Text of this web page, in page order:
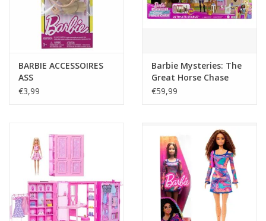
Toon alle producten
BARBIE ACCESSOIRES
ASS
€3,99
Barbie Mysteries: The
Great Horse Chase
ultieme stal speelset
€59,99